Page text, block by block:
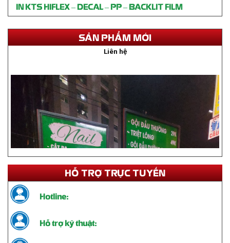
IN KTS HIFLEX – DECAL – PP – BACKLIT FILM
SẢN PHẨM MỚI
Thi công bảng hiệu SPA Mộc Trượng Gò Vấp
Liên hệ
HỖ TRỢ TRỰC TUYẾN
Hotline:
Hỗ trợ kỹ thuật: